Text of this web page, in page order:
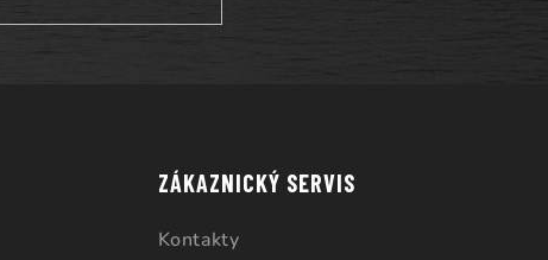
ZÁKAZNICKÝ SERVIS
Kontakty